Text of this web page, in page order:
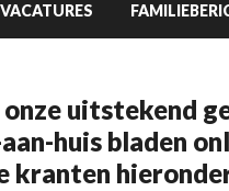
VACATURES
onze uitstekend
huis bladen
kranten